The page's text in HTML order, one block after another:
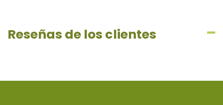
Reseñas de los clientes